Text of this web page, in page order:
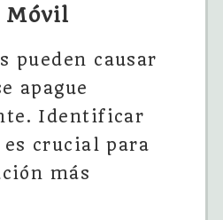
Móvil
pueden causar
apague
Identificar
crucial para
más